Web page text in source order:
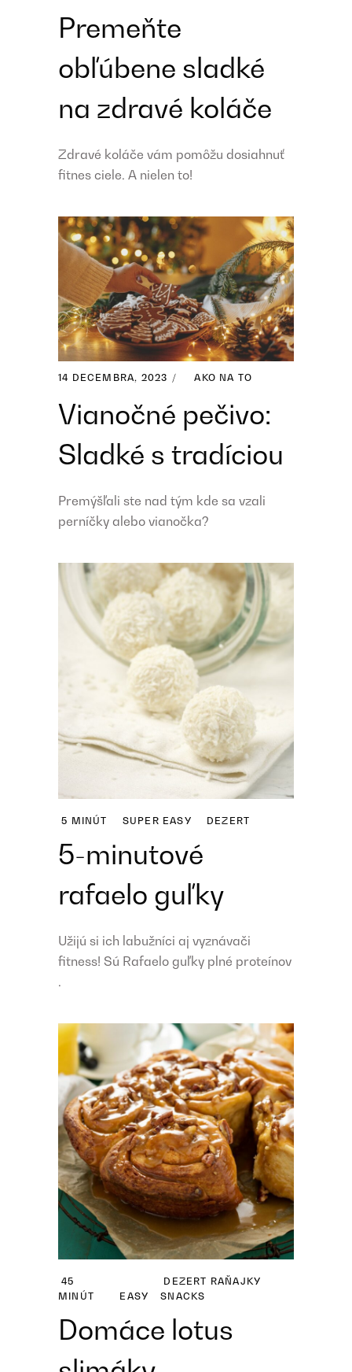
Premeňte
obľúbene sladké
na zdravé koláče
Zdravé koláče vám pomôžu dosiahnuť
fitnes ciele. A nielen to!
14 DECEMBRA, 2023 AKO NA TO
Vianočné pečivo:
Sladké s tradíciou
Premýšľali ste nad tým kde sa vzali
perníčky alebo vianočka?
5 MINÚT SUPER EASY DEZERT
5-minutové
rafaelo guľky
Užijú si ich labužníci aj vyznávači
fitness! Sú Rafaelo guľky plné proteínov
.
45
MINÚT
EASY
DEZERT RAŇAJKY
SNACKS
Domáce lotus